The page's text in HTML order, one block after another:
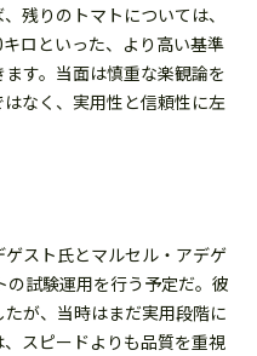
残りのトマトについては、
ロといった、より高い基準
す。当面は慎重な楽観論を
なく、実用性と信頼性に左
スト氏とマルセル・アデゲ
試験運用を行う予定だ。彼
が、当時はまだ実用段階に
スピードよりも品質を重視